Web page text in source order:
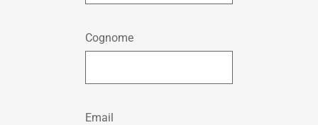
Cognome
Email